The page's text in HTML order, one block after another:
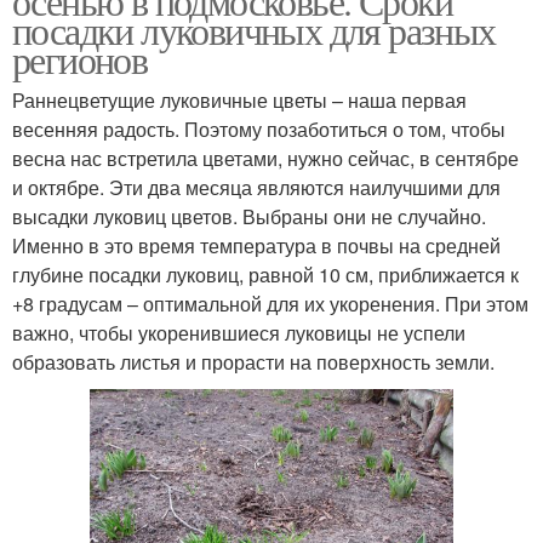
посадки луковичных для разных
регионов
Раннецветущие луковичные цветы – наша первая
весенняя радость. Поэтому позаботиться о том, чтобы
весна нас встретила цветами, нужно сейчас, в сентябре
и октябре. Эти два месяца являются наилучшими для
высадки луковиц цветов. Выбраны они не случайно.
Именно в это время температура в почвы на средней
глубине посадки луковиц, равной 10 см, приближается к
+8 градусам – оптимальной для их укоренения. При этом
важно, чтобы укоренившиеся луковицы не успели
образовать листья и прорасти на поверхность земли.